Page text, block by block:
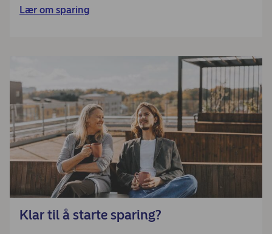
Lær om sparing
Klar til å starte sparing?